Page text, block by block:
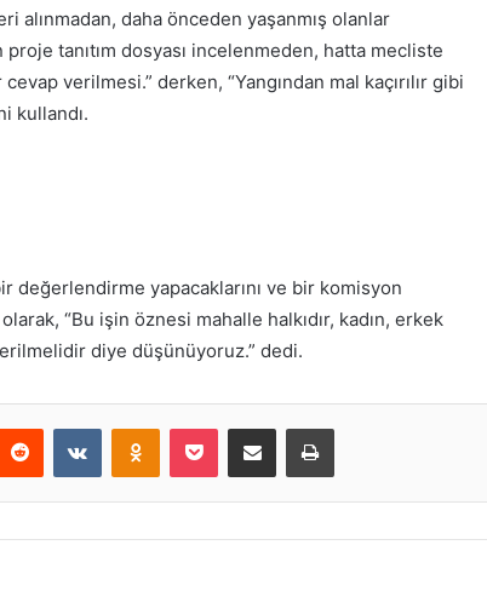
alınmadan, daha önceden yaşanmış olanlar
tanıtım dosyası incelenmeden, hatta mecliste
verilmesi.” derken, “Yangından mal kaçırılır gibi
kullandı.
değerlendirme yapacaklarını ve bir komisyon
“Bu işin öznesi mahalle halkıdır, kadın, erkek
diye düşünüyoruz.” dedi.
Reddit VKontakteOdnoklassniki
Pocket E-Posta ile paylaş Yazdır